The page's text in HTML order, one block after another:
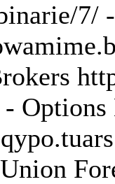
7/
Options